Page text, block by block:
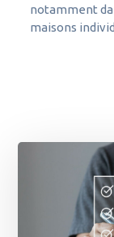
notamment
maisons